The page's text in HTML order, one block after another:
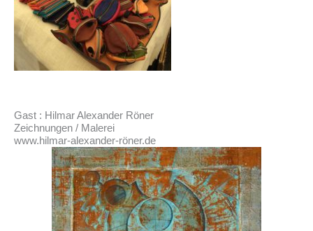
Gast : Hilmar Alexander Röner
Zeichnungen / Malerei
www.hilmar-alexander-röner.de